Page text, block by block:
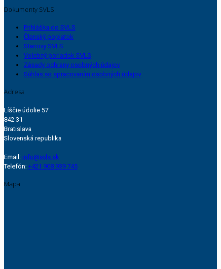
Dokumenty SVLS
Prihláška do SVLS
Členský poplatok
Stanovy SVLS
Volebný poriadok SVLS
Zásady ochrany osobných údajov
Súhlas so spracovaním osobných údajov
Adresa
Líščie údolie 57
842 31
Bratislava
Slovenská republika
Email: info@svls.sk
Telefón: +421 908 939 745
Mapa